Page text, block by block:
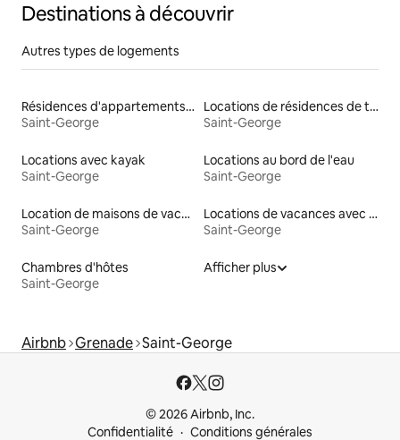
Destinations à découvrir
Autres types de logements
Résidences d'appartements en location
Saint-George
Locations de résidences de tourisme
Saint-George
Locations avec kayak
Saint-George
Locations au bord de l'eau
Saint-George
Location de maisons de vacances
Saint-George
Locations de vacances avec piscine
Saint-George
Chambres d'hôtes
Saint-George
Afficher plus
Airbnb Grenade Saint-George
© 2026 Airbnb, Inc.
Confidentialité
Conditions générales